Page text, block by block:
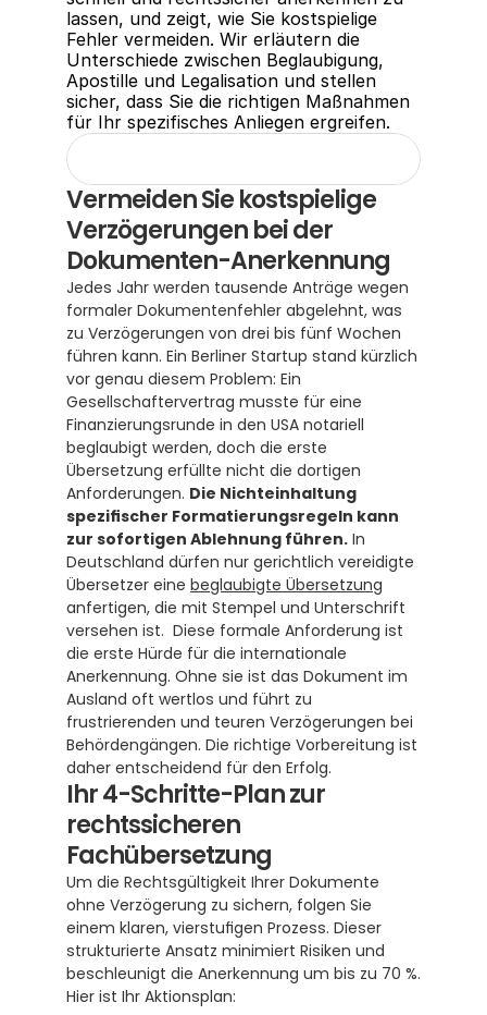
lassen, und zeigt, wie Sie kostspielige
Fehler vermeiden. Wir erläutern die
Unterschiede zwischen Beglaubigung,
Apostille und Legalisation und stellen
sicher, dass Sie die richtigen Maßnahmen
für Ihr spezifisches Anliegen ergreifen.
Vermeiden Sie kostspielige
Verzögerungen bei der
Dokumenten-Anerkennung
Jedes Jahr werden tausende Anträge wegen
formaler Dokumentenfehler abgelehnt, was
zu Verzögerungen von drei bis fünf Wochen
führen kann. Ein Berliner Startup stand kürzlich
vor genau diesem Problem: Ein
Gesellschaftervertrag musste für eine
Finanzierungsrunde in den USA notariell
beglaubigt werden, doch die erste
Übersetzung erfüllte nicht die dortigen
Anforderungen. Die Nichteinhaltung
spezifischer Formatierungsregeln kann
zur sofortigen Ablehnung führen. In
Deutschland dürfen nur gerichtlich vereidigte
Übersetzer eine beglaubigte Übersetzung
anfertigen, die mit Stempel und Unterschrift
versehen ist.  Diese formale Anforderung ist
die erste Hürde für die internationale
Anerkennung. Ohne sie ist das Dokument im
Ausland oft wertlos und führt zu
frustrierenden und teuren Verzögerungen bei
Behördengängen. Die richtige Vorbereitung ist
daher entscheidend für den Erfolg.
Ihr 4-Schritte-Plan zur
rechtssicheren
Fachübersetzung
Um die Rechtsgültigkeit Ihrer Dokumente
ohne Verzögerung zu sichern, folgen Sie
einem klaren, vierstufigen Prozess. Dieser
strukturierte Ansatz minimiert Risiken und
beschleunigt die Anerkennung um bis zu 70 %.
Hier ist Ihr Aktionsplan: